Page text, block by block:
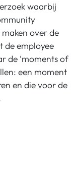
waarbij
over de
de employee
de ‘moments of
een moment
en die voor de